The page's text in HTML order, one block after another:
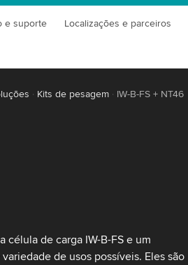
e suporte Localizações e parceiros
Kits de pesagem IW-B-FS + NT46
célula de carga IW-B-FS e um
de usos possíveis. Eles são